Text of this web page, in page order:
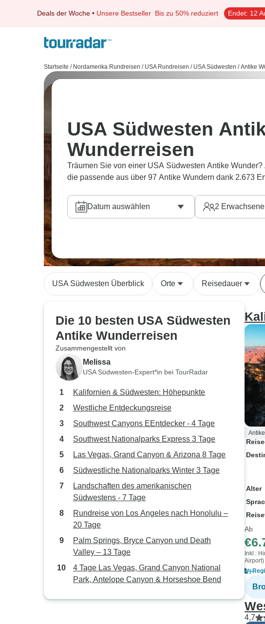
Deals der Woche • Unsere Bestseller Bis zu 50% reduziert Endet: 12
Startseite / Nordamerika Rundreisen / USA Rundreisen / USA Südwesten / Antike
USA Südwesten
Wunderreisen
Träumen Sie von einer USA Südwesten Antike
die passende aus über 97 Antike Wundern dank 2.673
Datum auswählen 2 Erwachsene
USA Südwesten Überblick Orte Reisedauer
Die 10 besten USA Südwesten
Antike Wunderreisen
Zusammengestellt von
Melissa
USA Südwesten-Expert*in bei TourRadar
Kalifornien & Südwesten: Höhepunkte
Westliche Entdeckungsreise
Southwest Canyons EEntdecker - 4 Tage
Southwest Nationalparks Express 3 Tage
Las Vegas, Grand Canyon & Arizona 8 Tage
Südwestliche Nationalparks Winter 3 Tage
Landschaften des amerikanischen
Südwestens - 7 Tage
Rundreise von Los Angeles nach Honolulu –
20 Tage
Palm Springs, Bryce Canyon und Death
Valley – 13 Tage
4 Tage Las Vegas, Grand Canyon National
Park, Antelope Canyon & Horseshoe Bend
Alter
Ab
Inkl.:
Airport)
4,7